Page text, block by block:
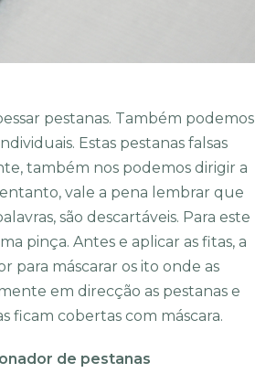
pestanas. Também podemos
Estas pestanas falsas
também nos podemos dirigir a
vale a pena lembrar que
são descartáveis. Para este
pinça. Antes e aplicar as fitas, a
para máscarar os ito onde as
em direcção as pestanas e
ficam cobertas com máscara.
de pestanas